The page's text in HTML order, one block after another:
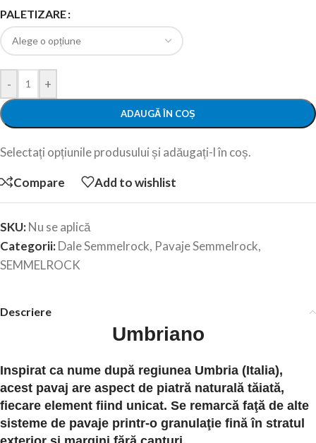
PALETIZARE
- +
ADAUGĂ ÎN COȘ
Selectați opțiunile produsului și adăugați-l în coș.
Compare Add to wishlist
SKU:Nu se aplică
Categorii:Dale Semmelrock, Pavaje Semmelrock,
SEMMELROCK
Descriere
Umbriano
Inspirat ca nume după regiunea Umbria (Italia),
acest pavaj are aspect de piatră naturală tăiată,
fiecare element fiind unicat. Se remarcă faţă de alte
sisteme de pavaje printr-o granulaţie fină în stratul